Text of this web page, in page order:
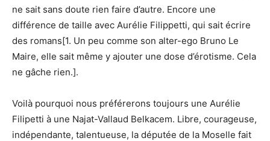
ne sait sans doute rien faire d’autre. Encore une
différence de taille avec Aurélie Filippetti, qui sait écrire
des romans[1. Un peu comme son alter-ego Bruno Le
Maire, elle sait même y ajouter une dose d’érotisme. Cela
ne gâche rien.].
Voilà pourquoi nous préférerons toujours une Aurélie
Filipetti à une Najat-Vallaud Belkacem. Libre, courageuse,
indépendante, talentueuse, la députée de la Moselle fait